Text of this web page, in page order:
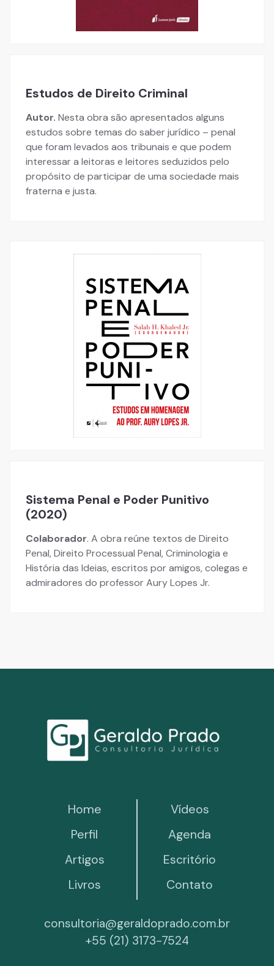
Estudos de Direito Criminal
Autor. Nesta obra são apresentados alguns
estudos sobre temas do saber jurídico – penal
que foram levados aos tribunais e que podem
interessar a leitoras e leitores seduzidos pelo
propósito de participar de uma sociedade mais
fraterna e justa.
Sistema Penal e Poder Punitivo
(2020)
Colaborador. A obra reúne textos de Direito
Penal, Direito Processual Penal, Criminologia e
História das Ideias, escritos por amigos, colegas e
admiradores do professor Aury Lopes Jr.
Home
Perfil
Artigos
Livros
Vídeos
Agenda
Escritório
Contato
consultoria@geraldoprado.com.br
+55 (21) 3173-7524